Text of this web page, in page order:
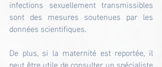
infections sexuellement transmissibles
sont des mesures soutenues par les
données scientifiques.
De plus, si la maternité est reportée, il